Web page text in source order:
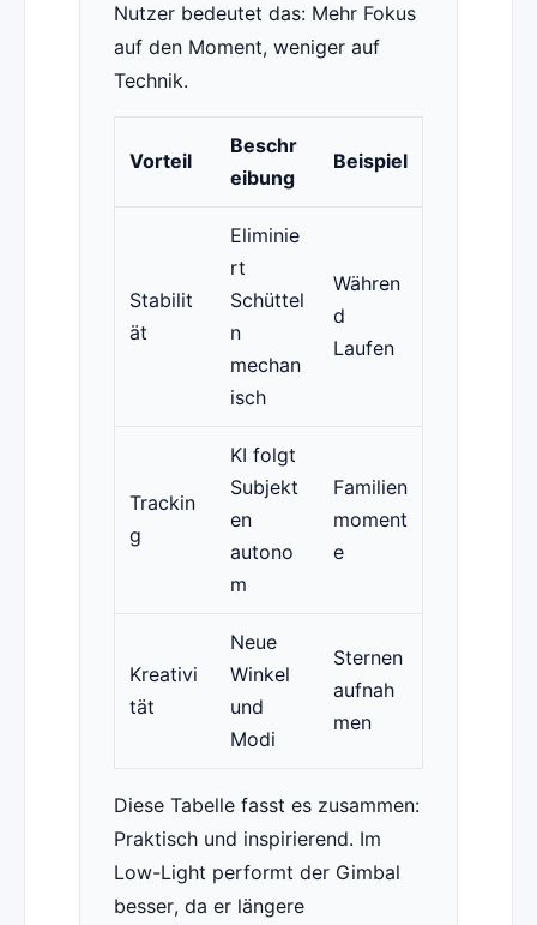
Nutzer bedeutet das: Mehr Fokus
auf den Moment, weniger auf
Technik.
Vorteil
Beschr
eibung
Beispiel
Stabilit
ät
Eliminie
rt
Schüttel
n
mechan
isch
Währen
d
Laufen
Trackin
g
KI folgt
Subjekt
en
autono
m
Familien
moment
e
Kreativi
tät
Neue
Winkel
und
Modi
Sternen
aufnah
men
Diese Tabelle fasst es zusammen:
Praktisch und inspirierend. Im
Low-Light performt der Gimbal
besser, da er längere